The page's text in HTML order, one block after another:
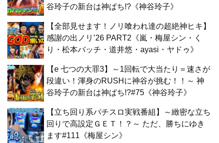
谷玲子の新台は神ぱち!?《神谷玲子》
【全部見せます！ノリ喰われ達の超絶神ヒキ】
感謝の出ノリ’26 PART2《嵐・梅屋シン・く
り・松本バッチ・道井悠・ayasi・ヤドゥ》
【e 七つの大罪3】～1回転で大当たり＝速さが
段違い！渾身のRUSHに神谷が挑む！！～ 神
谷玲子の新台は神ぱち!?#75《神谷玲子》
【立ち回り系パチスロ実戦番組】～緻密な立ち
回りで高設定ＧＥＴ！？～ ただ、勝ちにゆき
ます#111《梅屋シン》